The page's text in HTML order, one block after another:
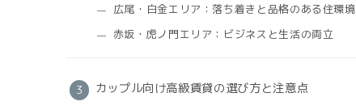
広尾・白金エリア：落ち着きと品格のある住環境
赤坂・虎ノ門エリア：ビジネスと生活の両立
カップル向け高級賃貸の選び方と注意点